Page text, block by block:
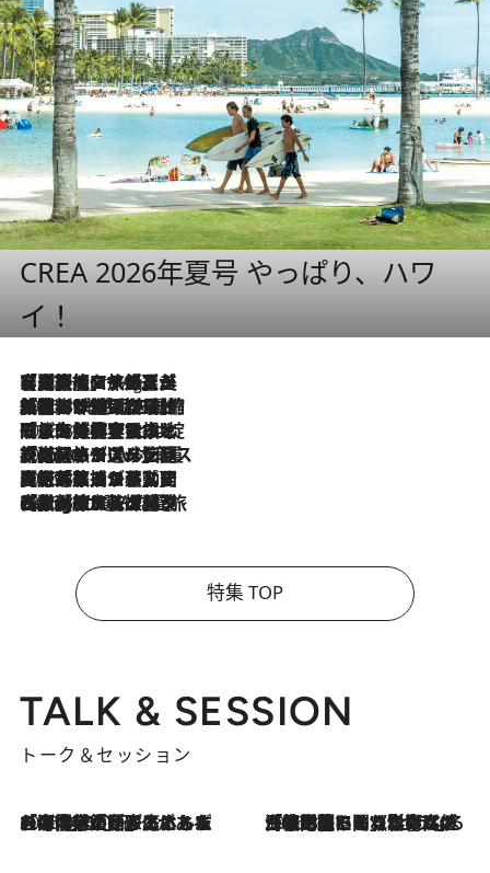
CREA 2026年夏号 やっぱり、ハワ
イ！
10 Hours Ago
【厳選旅コスメ】「多機能アイテムがメイン！」旅好き美容エディターが選んだ夏旅ベストコスメを発表【Mサイズジップ】
2026.8.6
「荷物が増えるほど旅ストレスは増す」美容ジャーナリストがたどり着いた最終結論。“化粧品を劇的に減らす”感動の凝縮美容とは
2026.8.6
「旅先には金髪ウィッグを持参」日本と同じメイクでは損してる!? 美容ジャーナリストが提案する“掟破りの旅美容”とは
2026.8.6
【厳選旅コスメ】「身軽さ＆UV対策重視！」ヘアアーティストshucoが選んだ夏旅ベストコスメを発表【Mサイズジップ】
2026.8.5
【厳選旅コスメ】国内をあちこち移動する河井菜摘が選んだ夏旅ベストコスメ発表！「リラックスアイテムはマスト」【Mサイズジップ】
2026.8.4
【厳選旅コスメ】「紫外線＆乾燥対策しながらメイク感も！」ヘア＆メイクGeorgeが選んだ夏旅ベストコスメを発表！【Mサイズジップ】
特集 TOP
TALK & SESSION
トーク＆セッション
2026.8.3
「今後値上げがあるとすれば…」「リスクがあるのは今年の冬」エネルギー専門家が語る、ホルムズ海峡封鎖が家庭にもたらす“ある心配” 2026.8.3
「住宅建てられない…」「サーチャージ料の高値が続いている」ホルムズ海峡封鎖による影響はいつまで続く？《エネルギー専門家に聞く“どうなる日本の暮らし”》